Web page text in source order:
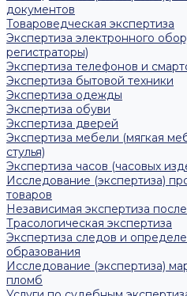
документов
Товароведческая экспертиза
Экспертиза электронного
регистраторы)
Экспертиза телефонов и
Экспертиза бытовой техники
Экспертиза одежды
Экспертиза обуви
Экспертиза дверей
Экспертиза мебели (мягкая
стулья)
Экспертиза часов (часовых
Исследование (экспертиза)
товаров
Независимая экспертиза
Трасологическая экспертиза
Экспертиза следов и
образования
Исследование (экспертиза)
пломб